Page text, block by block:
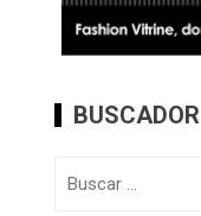
BUSCADOR